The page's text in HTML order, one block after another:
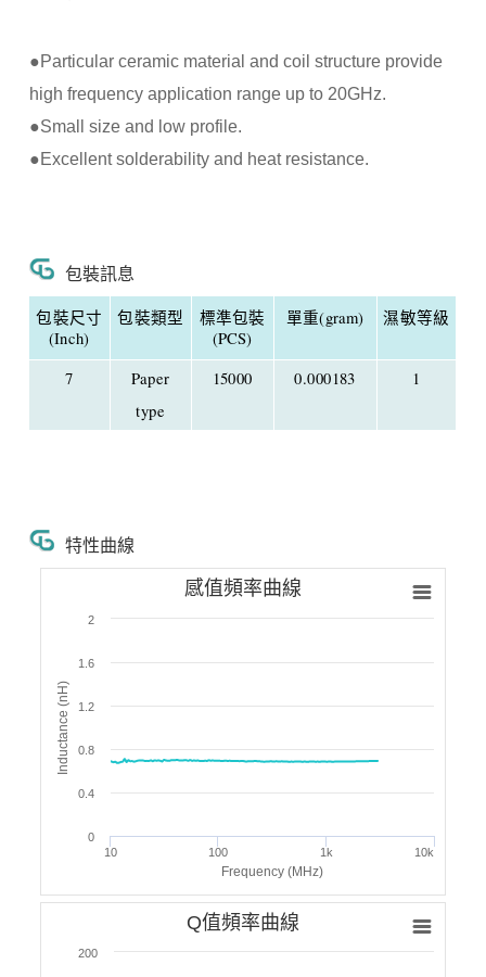
●Particular ceramic material and coil structure provide
high frequency application range up to 20GHz.
●Small size and low profile.
●Excellent solderability and heat resistance.
包裝訊息
包裝尺寸
(Inch)
包裝類型
標準包裝
(PCS)
單重(gram) 濕敏等級
7
Paper
type
15000 0.000183 1
特性曲線
Frequency (MHz)
Inductance (nH)
感值頻率曲線
10 100 1k 10k
0
0.4
0.8
1.2
1.6
2
Q值頻率曲線
200